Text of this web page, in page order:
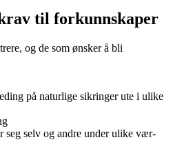
til forkunnskaper
og de som ønsker å bli
på naturlige sikringer ute i ulike
seg selv og andre under ulike vær-